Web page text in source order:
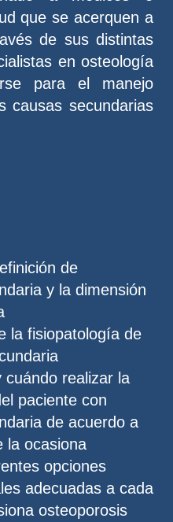
que se acerquen a
de sus distintas
en osteología
para el manejo
causas secundarias
de
y la dimensión
la fisiopatología de
cuándo realizar la
paciente con
de acuerdo a
la ocasiona
opciones
adecuadas a cada
osteoporosis